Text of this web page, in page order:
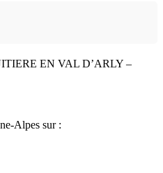
EN VAL D’ARLY –
Alpes sur :